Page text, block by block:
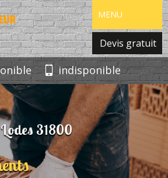
MENU
Devis gratuit
indisponible
31800